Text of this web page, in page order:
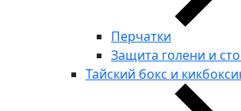
Перчатки
Защита голени и
Тайский бокс и